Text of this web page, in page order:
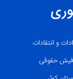
و انتقادات
فیش حقوقی